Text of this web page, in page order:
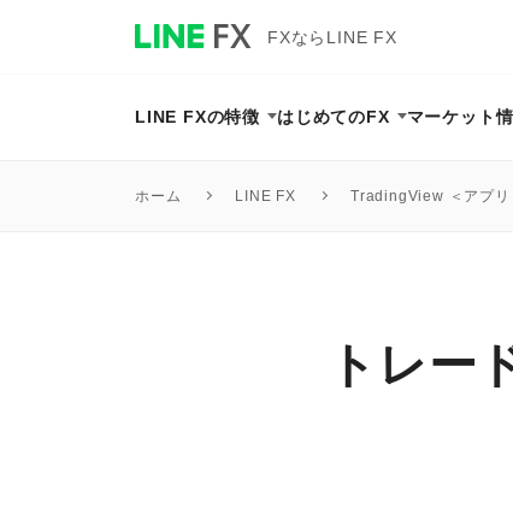
FXならLINE FX
LINE FXの特徴 はじめてのFX マーケット
ホーム LINE FX TradingView ＜アプリ
トレー